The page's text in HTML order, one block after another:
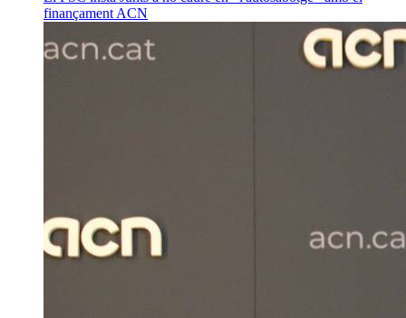
finançament ACN